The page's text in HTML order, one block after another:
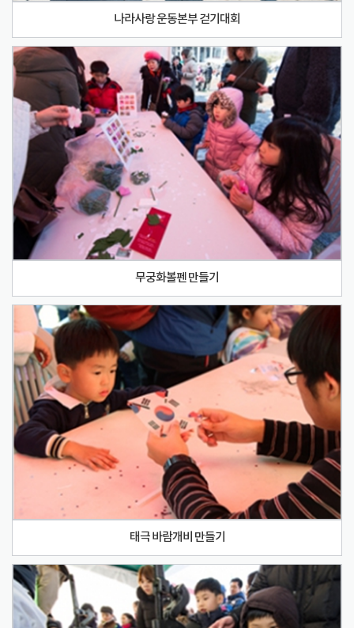
나라사랑 운동본부 걷기대회
무궁화볼펜 만들기
태극 바람개비 만들기